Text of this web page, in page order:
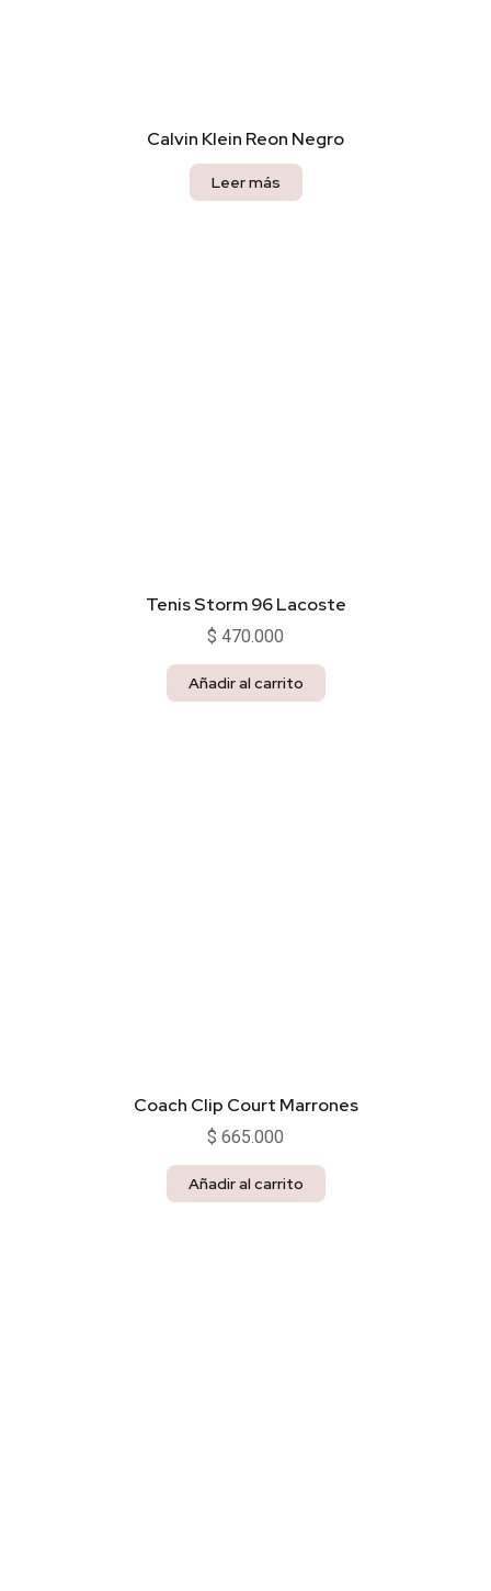
Calvin Klein Reon Negro
Leer más
Tenis Storm 96 Lacoste
$ 470.000
Añadir al carrito
Coach Clip Court Marrones
$ 665.000
Añadir al carrito